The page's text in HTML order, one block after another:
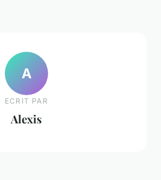
A
ECRIT PAR
Alexis